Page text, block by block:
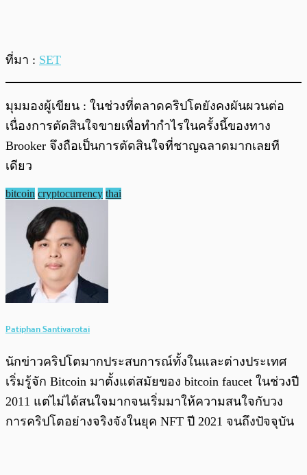
ที่มา : SET
มุมมองผู้เขียน : ในช่วงที่ตลาดคริปโตยังคงผันผวนต่อ
เนื่องการตัดสินใจขายเพื่อทำกำไรในครั้งนี้ของทาง
Brooker จึงถือเป็นการตัดสินใจที่ชาญฉลาดมากเลยที
เดียว
bitcoin cryptocurrency thai
Patiphan Santivarotai
นักข่าวคริปโตมากประสบการณ์ทั้งในและต่างประเทศ
เริ่มรู้จัก Bitcoin มาตั้งแต่สมัยของ bitcoin faucet ในช่วงปี
2011 แต่ไม่ได้สนใจมากจนเริ่มมาให้ความสนใจกับวง
การคริปโตอย่างจริงจังในยุค NFT ปี 2021 จนถึงปัจจุบัน